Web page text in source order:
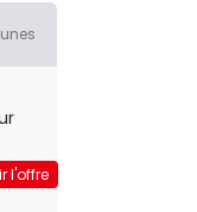
l'offre